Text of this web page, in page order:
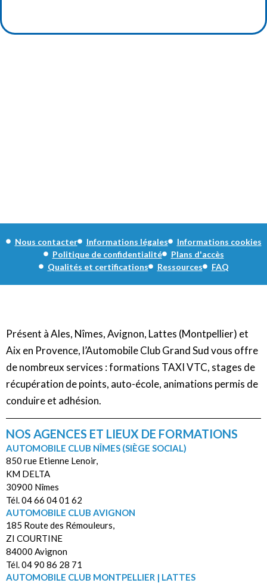
Nous contacter Informations légales
Informations cookies
Politique de confidentialité
Plans d'accès
Qualités et certifications
Ressources FAQ
Présent à Ales, Nîmes, Avignon, Lattes (Montpellier) et
Aix en Provence, l’Automobile Club Grand Sud vous offre
de nombreux services : formations TAXI VTC, stages de
récupération de points, auto-école, animations permis de
conduire et adhésion.
NOS AGENCES ET LIEUX DE FORMATIONS
AUTOMOBILE CLUB NÎMES (SIÈGE SOCIAL)
850 rue Etienne Lenoir,
KM DELTA
30900 Nîmes
Tél. 04 66 04 01 62
AUTOMOBILE CLUB AVIGNON
185 Route des Rémouleurs,
ZI COURTINE
84000 Avignon
Tél. 04 90 86 28 71
AUTOMOBILE CLUB MONTPELLIER | LATTES